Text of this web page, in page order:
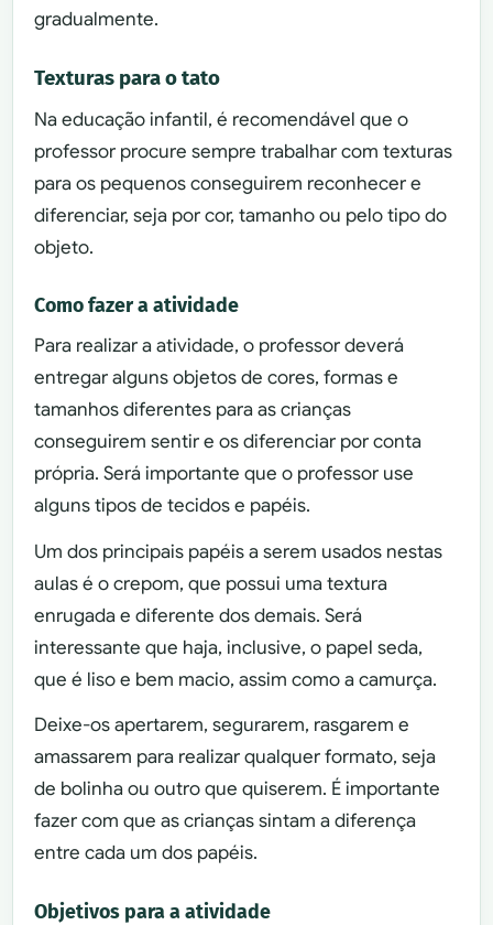
gradualmente.
Texturas para o tato
Na educação infantil, é recomendável que o
professor procure sempre trabalhar com texturas
para os pequenos conseguirem reconhecer e
diferenciar, seja por cor, tamanho ou pelo tipo do
objeto.
Como fazer a atividade
Para realizar a atividade, o professor deverá
entregar alguns objetos de cores, formas e
tamanhos diferentes para as crianças
conseguirem sentir e os diferenciar por conta
própria. Será importante que o professor use
alguns tipos de tecidos e papéis.
Um dos principais papéis a serem usados nestas
aulas é o crepom, que possui uma textura
enrugada e diferente dos demais. Será
interessante que haja, inclusive, o papel seda,
que é liso e bem macio, assim como a camurça.
Deixe-os apertarem, segurarem, rasgarem e
amassarem para realizar qualquer formato, seja
de bolinha ou outro que quiserem. É importante
fazer com que as crianças sintam a diferença
entre cada um dos papéis.
Objetivos para a atividade